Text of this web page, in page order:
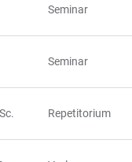
Seminar
Seminar
Repetitorium